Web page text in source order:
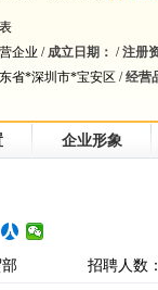
企业 /成立日期： /注册
省*深圳市*宝安区 /经营
企业形象
招聘人数